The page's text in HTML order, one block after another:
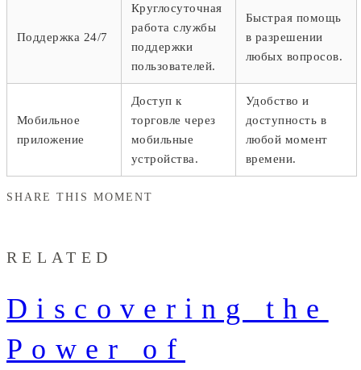
Поддержка 24/7
Круглосуточная
работа службы
поддержки
пользователей.
Быстрая помощь
в разрешении
любых вопросов.
Мобильное
приложение
Доступ к
торговле через
мобильные
устройства.
Удобство и
доступность в
любой момент
времени.
SHARE THIS MOMENT
RELATED
Discovering the
Power of